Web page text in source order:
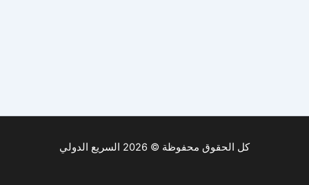
كل الحقوق محفوظة © 2026 السريع الدولي